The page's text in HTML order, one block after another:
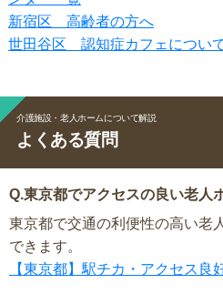
新宿区 高齢者の方へ
世田谷区 認知症カフェについ
介護施設・老人ホームについて解説
よくある質問
Q.東京都でアクセスの良い老人
東京都で交通の利便性の高い老
できます。
【東京都】駅チカ・アクセス良